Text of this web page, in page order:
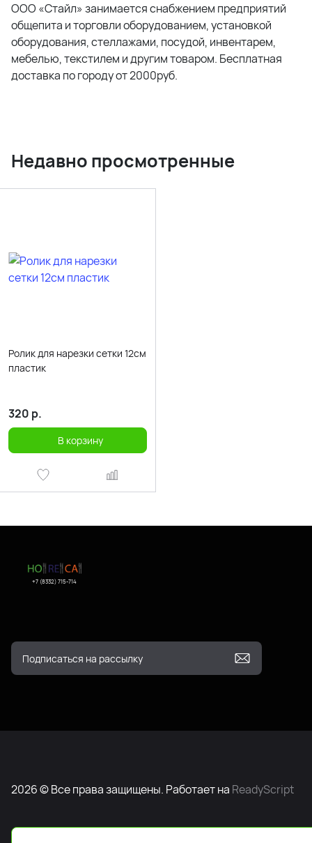
ООО «Стайл» занимается снабжением предприятий
общепита и торговли оборудованием, установкой
оборудования, стеллажами, посудой, инвентарем,
мебелью, текстилем и другим товаром. Бесплатная
доставка по городу от 2000руб.
Недавно просмотренные
Ролик для нарезки сетки 12см
пластик
320 р.
В корзину
+7 (8332) 715-714
2026 © Все права защищены. Работает на ReadyScript